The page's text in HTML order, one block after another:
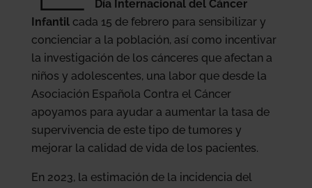
Día Internacional del Cáncer
Infantilcada 15 de febrero para sensibilizar y
concienciar a la población, así como incentivar
la investigación de los cánceres que afectan a
niños y adolescentes, una labor que desde la
Asociación Española Contra el Cáncer
apoyamos para ayudar a aumentar la tasa de
supervivencia de este tipo de tumores y
mejorar la calidad de vida de los pacientes.
En 2023, la estimación de la incidencia del